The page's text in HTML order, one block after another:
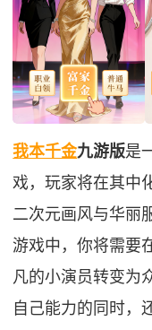
我本千金九游版是
戏，玩家将在其中
二次元画风与华丽
游戏中，你将需要
凡的小演员转变为
自己能力的同时，